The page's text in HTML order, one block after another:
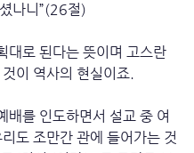
나니”(26절)
대로 된다는 뜻이며 고스란
이 역사의 현실이죠.
배를 인도하면서 설교 중 여
도 조만간 관에 들어가는 것